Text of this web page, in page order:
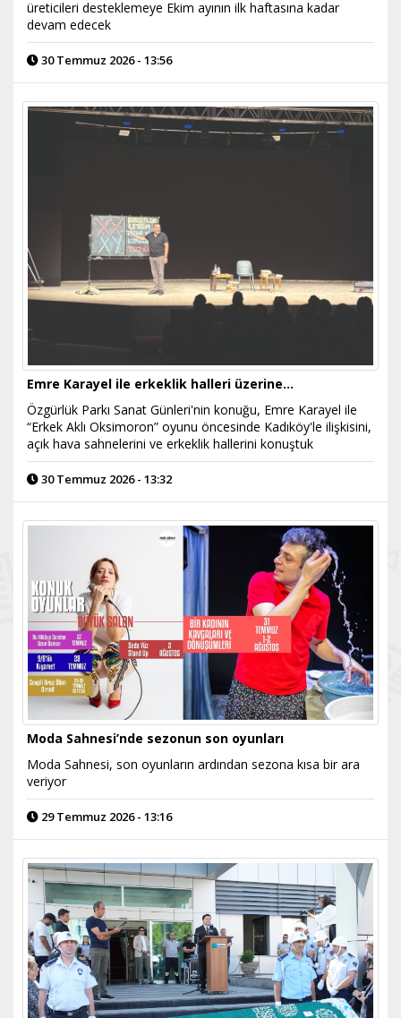
üreticileri desteklemeye Ekim ayının ilk haftasına kadar
devam edecek
30 Temmuz 2026 - 13:56
Emre Karayel ile erkeklik halleri üzerine…
Özgürlük Parkı Sanat Günleri'nin konuğu, Emre Karayel ile
“Erkek Aklı Oksimoron” oyunu öncesinde Kadıköy'le ilişkisini,
açık hava sahnelerini ve erkeklik hallerini konuştuk
30 Temmuz 2026 - 13:32
Moda Sahnesi’nde sezonun son oyunları
Moda Sahnesi, son oyunların ardından sezona kısa bir ara
veriyor
29 Temmuz 2026 - 13:16